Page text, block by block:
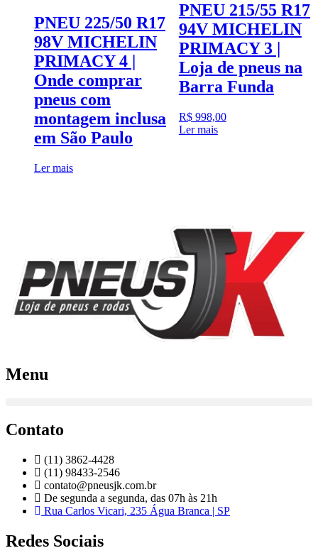
PNEU 225/50 R17
98V MICHELIN
PRIMACY 4 |
Onde comprar
pneus com
montagem inclusa
em São Paulo
Ler mais
PNEU 215/55 R17
94V MICHELIN
PRIMACY 3 |
Loja de pneus na
Barra Funda
R$998,00
Ler mais
Menu
Contato
(11) 3862-4428
(11) 98433-2546
contato@pneusjk.com.br
De segunda a segunda, das 07h às 21h
Rua Carlos Vicari, 235 Água Branca | SP
Redes Sociais